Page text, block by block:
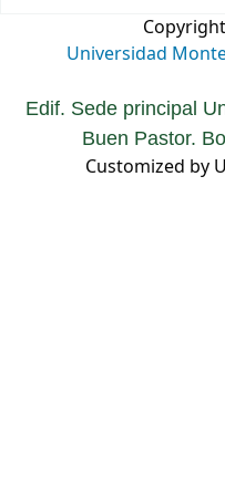
Universidad
Edif. Sede principal
Buen Pastor.
Customized by